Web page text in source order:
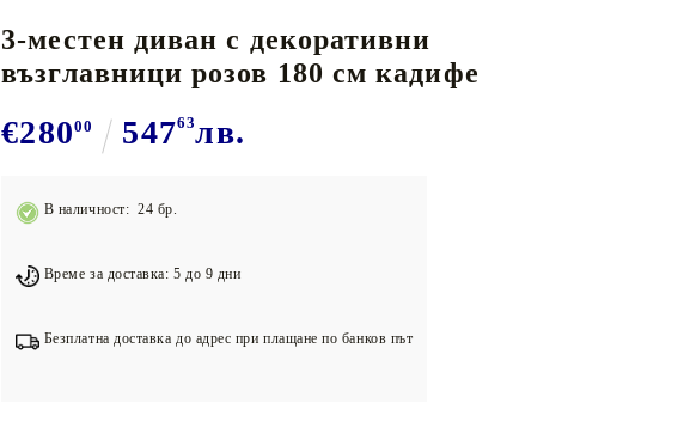
Бейзбол и софтбол
Хокей и лакрос
Основно спортно оборудване
3-местен диван с декоративни
възглавници розов 180 см кадифе
€28000 54763лв.
В наличност: 24 бр.
Време за доставка: 5 до 9 дни
Безплатна доставка до адрес при плащане по банков път